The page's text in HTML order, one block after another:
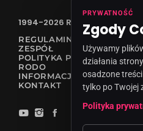
1994-2026 RADIO VANESSA
REGULAMIN KONKURSÓW
ZESPÓŁ
POLITYKA PRYWATNOŚCI
RODO
INFORMACJA O NADAWCY
KONTAKT
PRYWATNOŚĆ
Zgody
Używamy
działania
osadzone
tylko po Twojej
Polityka